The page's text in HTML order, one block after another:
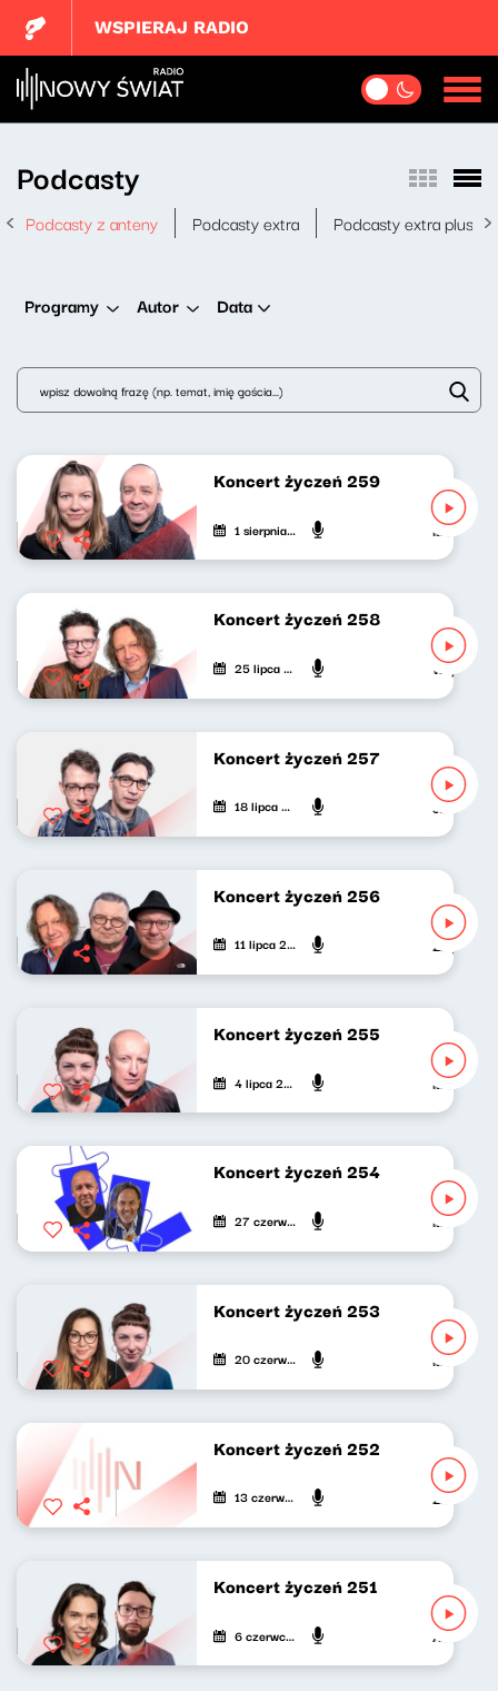
WSPIERAJ RADIO
Podcasty
Podcasty z anteny Podcasty extra Podcasty extra plus
Programy Autor Data
Koncert życzeń 259
1 sierpnia 2026 Marek
Koncert życzeń 258
25 lipca 2026 Wojciech
Koncert życzeń 257
18 lipca 2026 Jan
Koncert życzeń 256
11 lipca 2026 Zbigniew
Koncert życzeń 255
4 lipca 2026 Maria
Koncert życzeń 254
27 czerwca 2026 Marek
Koncert życzeń 253
20 czerwca 2026 Maria
Koncert życzeń 252
13 czerwca 2026 Zuzanna
Koncert życzeń 251
6 czerwca 2026 Adam